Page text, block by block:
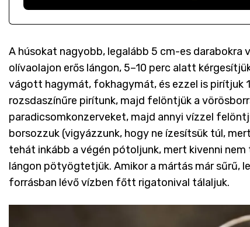
A húsokat nagyobb, legalább 5 cm-es
olívaolajon erős lángon, 5–10 perc alatt
vágott hagymát, fokhagymát, és ezzel is pirítjuk
rozsdaszínűre pirítunk, majd felöntjük a
paradicsomkonzerveket, majd annyi vízzel
borsozzuk (vigyázzunk, hogy ne ízesítsük túl,
tehát inkább a végén pótoljunk, mert kivenni
lángon pötyögtetjük. Amikor a mártás már sűrű,
forrásban lévő vízben főtt rigatonival tálaljuk.